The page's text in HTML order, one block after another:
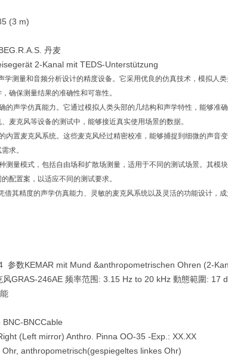
(3 m)
G.R.A.S. 丹麦
2-Kanal mit TEDS-Unterstützung
学测量和音频分析设计的精度设备。它采用优良的仿真技术，模拟人
确保测量结果的准确性和可靠性。
的声学仿真能力。它通过模拟人类头部的几结构和声学特性，能够准
麦克风等设备的测试中，能够接近真实使用场景的数据。
内置麦克风系统。这些麦克风经过精密校准，能够捕捉到细微的声音
求。
测量模式，包括自由场和扩散场测量，适用于不同的测试场景。其模
配置案，以适应不同的测试要求。
借其精度的声学仿真能力、灵敏的麦克风系统以及灵活的功能设计，
参数KEMAR mit Mund &anthropometrischen Ohren (2-
风GRAS-246AE 频率范围: 3.15 Hz to 20 kHz 動態範圍:
BNC-BNCCable
(Left mirror) Anthro. Pinna OO-35 -Exp.: XX.XX
anthropometrisch(gespiegeltes linkes Ohr)